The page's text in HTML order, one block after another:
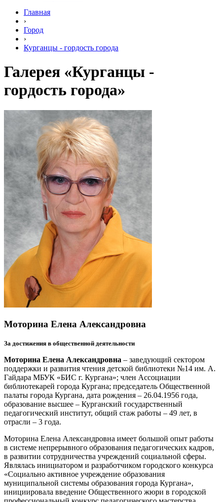
Главная
›
Город
›
Курганцы - гордость города
Галерея «Курганцы -
гордость города»
Моторина Елена Александровна
За достижения в общественной деятельности
Моторина Елена Александровна – заведующий сектором
поддержки и развития чтения детской библиотеки №14 им. А.
Гайдара МБУК «БИС г. Кургана»; член Ассоциации
библиотекарей города Кургана; председатель Общественной
палаты города Кургана, дата рождения – 26.04.1956 года,
образование высшее – Курганский государственный
педагогический институт, общий стаж работы – 49 лет, в
отрасли – 3 года.
Моторина Елена Александровна имеет большой опыт работы
в системе непрерывного образования педагогических кадров,
в развитии сотрудничества учреждений социальной сферы.
Являлась инициатором и разработчиком городского конкурса
«Социально активное учреждение образования
муниципальной системы образования города Кургана»,
инициировала введение Общественного жюри в городской